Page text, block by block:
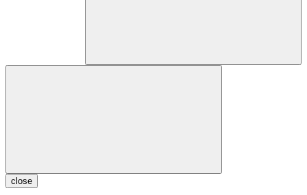
close